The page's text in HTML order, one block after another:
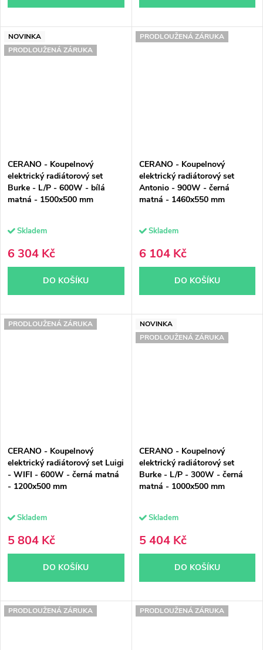
NOVINKA
PRODLOUŽENÁ ZÁRUKA
CERANO - Koupelnový
elektrický radiátorový set
Burke - L/P - 600W - bílá
matná - 1500x500 mm
Skladem
6 304 Kč
DO KOŠÍKU
PRODLOUŽENÁ ZÁRUKA
CERANO - Koupelnový
elektrický radiátorový set
Antonio - 900W - černá
matná - 1460x550 mm
Skladem
6 104 Kč
DO KOŠÍKU
PRODLOUŽENÁ ZÁRUKA
CERANO - Koupelnový
elektrický radiátorový set Luigi
- WIFI - 600W - černá matná
- 1200x500 mm
Skladem
5 804 Kč
DO KOŠÍKU
NOVINKA
PRODLOUŽENÁ ZÁRUKA
CERANO - Koupelnový
elektrický radiátorový set
Burke - L/P - 300W - černá
matná - 1000x500 mm
Skladem
5 404 Kč
DO KOŠÍKU
PRODLOUŽENÁ ZÁRUKA PRODLOUŽENÁ ZÁRUKA